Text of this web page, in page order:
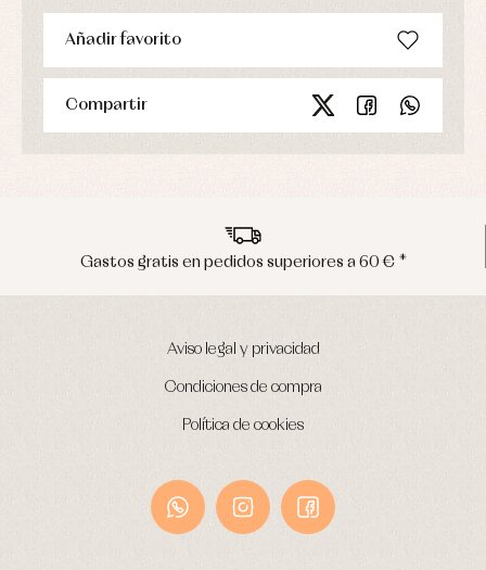
Añadir favorito
Compartir
Gastos gratis en pedidos superiores a 60 € *
Aviso legal y privacidad
Condiciones de compra
Política de cookies